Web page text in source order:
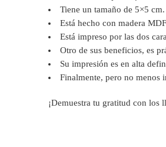
Tiene un tamaño de 5×5 cm.
Está hecho con madera
Está impreso por las dos
Otro de sus beneficios, es
Su impresión es en alta
Finalmente, pero no menos
¡Demuestra tu gratitud con los